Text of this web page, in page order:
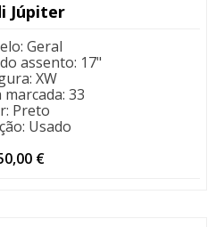
Júpiter
: Geral
assento: 17"
: XW
: 33
: Preto
: Usado
€